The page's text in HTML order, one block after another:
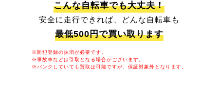
こんな自転車でも大丈夫！
安全に走行できれば、どんな自転車も
最低500円で買い取ります
※防犯登録の抹消が必要です。
※事故車などは引取となる場合がございます。
※パンクしていても買取は可能ですが、保証対象外となります。